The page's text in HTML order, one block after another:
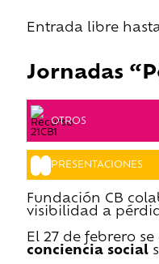
Entrada libre
Jornadas
OTROS
PRESENTACIONES
Fundación CB
visibilidad a
El 27 de febrero
conciencia social